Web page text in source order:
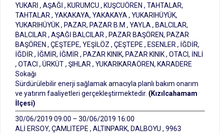
YUKARI , AŞAĞI , KURUMCU , KUŞCUÖREN , TAHTALAR,
TAHTALAR , YAKAKAYA, YAKAKAYA , YUKARIHÜYÜK,
YUKARIHÜYÜK , PAZAR, PAZAR B.M , YAYLA , BALCILAR,
BALCILAR , AŞAĞI BALCILAR , PAZAR BAŞÖREN, PAZAR
BAŞÖREN , ÇEŞTEPE, YEŞİLÖZ , ÇEŞTEPE , ESENLER , İĞDİR,
İĞDİR , İĞMİR, İĞMİR , PAZAR KINIK, PAZAR KINIK , OTACI, İNLİ
, OTACI , ÜRKÜT , ŞIHLAR , YUKARIKARAÖREN, KARADERE
Sokağı
Sürdürülebilir enerji sağlamak amacıyla planlı bakım onarım
ve yatırım faaliyetleri gerçekleştirmektedir. (Kızılcahamam
İlçesi)
30/06/2019 09:00 – 30/06/2019 16:00
ALİ ERSOY, ÇAMLITEPE , ALTINPARK, DALBOYU , 9963